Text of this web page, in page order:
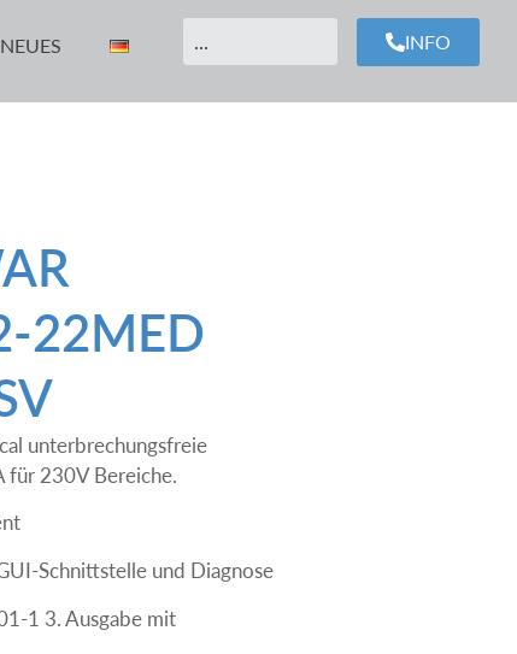
NEUES INFO
22MED
unterbrechungsfreie
für 230V Bereiche.
Schnittstelle und Diagnose
1 3. Ausgabe mit